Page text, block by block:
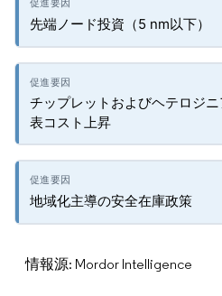
先端ノード投資（5 nm以下）
チップレットおよびヘテロジ
表コスト上昇
地域化主導の安全在庫政策
情報源: Mordor Intelligence